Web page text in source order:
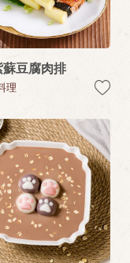
豆腐肉排
理